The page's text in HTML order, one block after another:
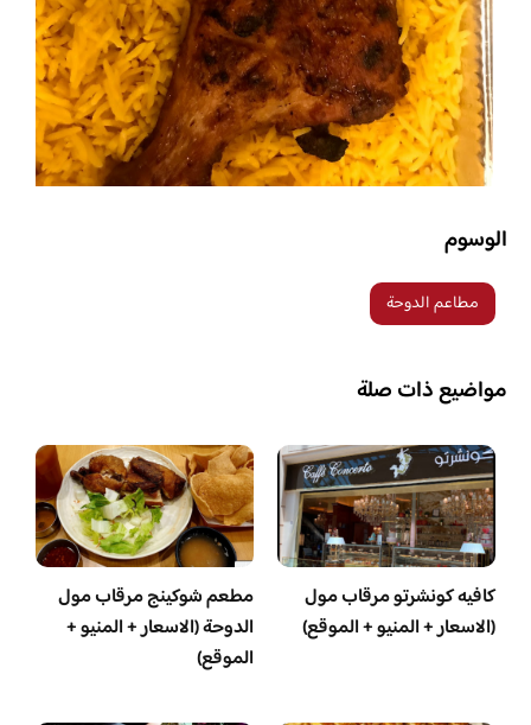
الوسوم
مطاعم الدوحة
مواضيع ذات صلة
كافيه كونشرتو مرقاب مول
(الاسعار + المنيو + الموقع)
مطعم شوكينج مرقاب مول
الدوحة (الاسعار + المنيو +
الموقع)